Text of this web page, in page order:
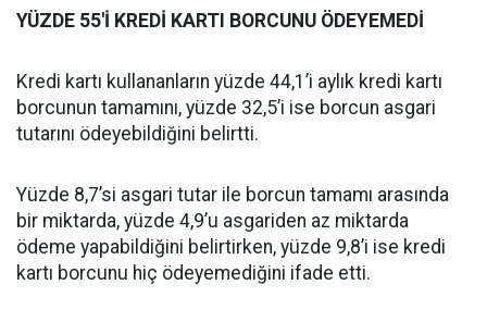
YÜZDE 55'İ KREDİ KARTI BORCUNU ÖDEYEMEDİ
Kredi kartı kullananların yüzde 44,1’i aylık kredi kartı
borcunun tamamını, yüzde 32,5’i ise borcun asgari
tutarını ödeyebildiğini belirtti.
Yüzde 8,7’si asgari tutar ile borcun tamamı arasında
bir miktarda, yüzde 4,9’u asgariden az miktarda
ödeme yapabildiğini belirtirken, yüzde 9,8’i ise kredi
kartı borcunu hiç ödeyemediğini ifade etti.